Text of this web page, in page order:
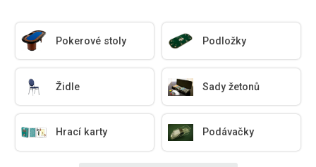
Pokerové stoly Podložky
Židle Sady žetonů
Hrací karty Podávačky